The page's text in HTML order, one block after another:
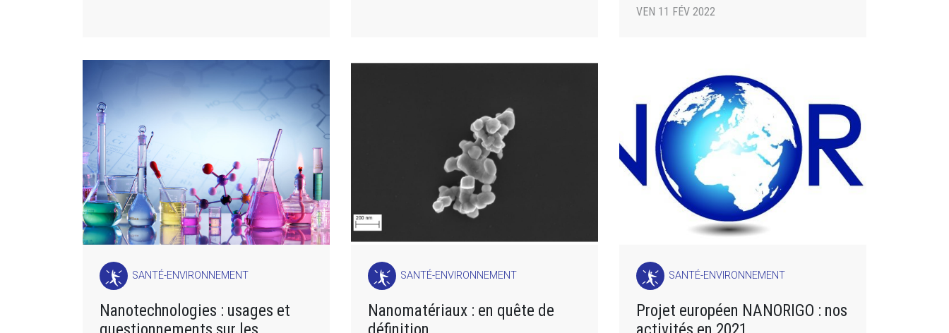
VEN 11 FÉV 2022
SANTÉ-ENVIRONNEMENT
Nanotechnologies : usages et
SANTÉ-ENVIRONNEMENT
Nanomatériaux : en quête de
SANTÉ-ENVIRONNEMENT
Projet européen NANORIGO : nos